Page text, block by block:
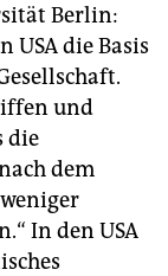
Berlin:
USA die Basis
und
die
dem
In den USA